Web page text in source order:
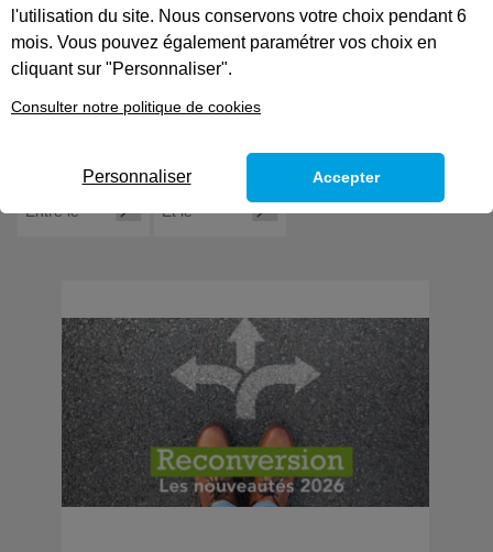
l'utilisation du site. Nous conservons votre choix pendant 6
mois. Vous pouvez également paramétrer vos choix en
cliquant sur "Personnaliser".
Consulter notre politique de cookies
Personnaliser Accepter